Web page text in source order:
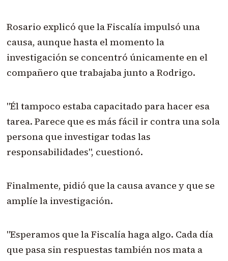
Rosario explicó que la Fiscalía impulsó una
causa, aunque hasta el momento la
investigación se concentró únicamente en el
compañero que trabajaba junto a Rodrigo.
"Él tampoco estaba capacitado para hacer esa
tarea. Parece que es más fácil ir contra una sola
persona que investigar todas las
responsabilidades", cuestionó.
Finalmente, pidió que la causa avance y que se
amplíe la investigación.
"Esperamos que la Fiscalía haga algo. Cada día
que pasa sin respuestas también nos mata a